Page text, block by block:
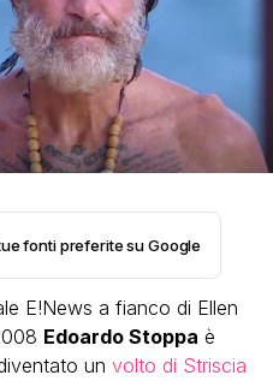
fonti preferite su Google
E!News a fianco di Ellen
Edoardo Stoppa è
un volto di Striscia